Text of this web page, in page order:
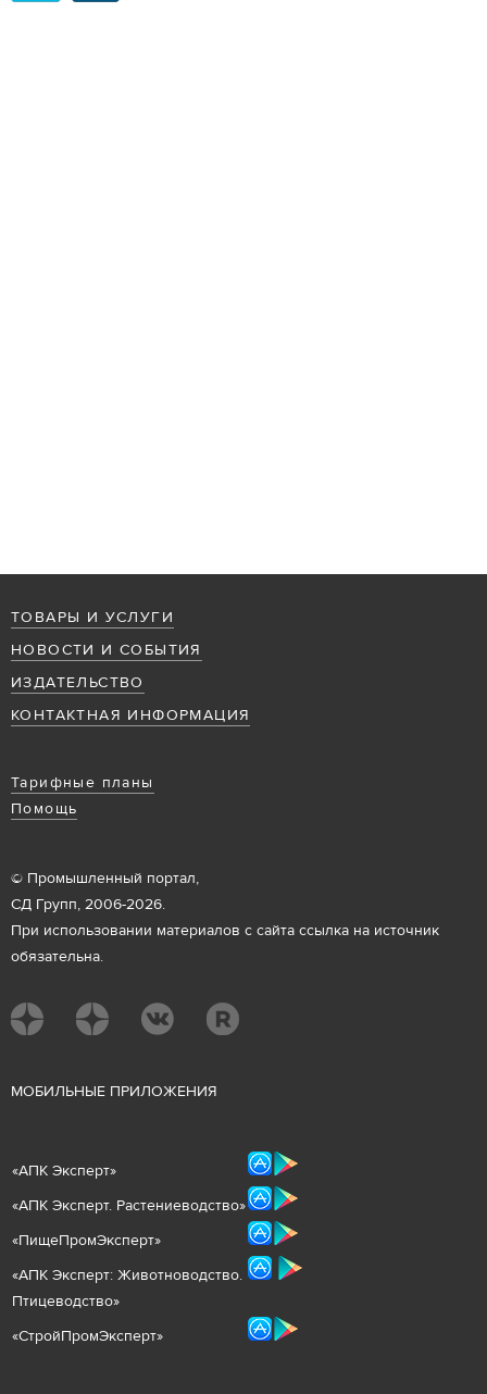
ТОВАРЫ И УСЛУГИ
НОВОСТИ И СОБЫТИЯ
ИЗДАТЕЛЬСТВО
КОНТАКТНАЯ ИНФОРМАЦИЯ
Тарифные планы
Помощь
© Промышленный портал,
СД Групп, 2006-2026.
При использовании материалов с сайта ссылка на источник
обязательна.
МОБИЛЬНЫЕ ПРИЛОЖЕНИЯ
«АПК Эксперт»
«АПК Эксперт. Растениеводство»
«ПищеПромЭксперт»
«АПК Эксперт: Животноводство.
Птицеводство»
«СтройПромЭксперт»